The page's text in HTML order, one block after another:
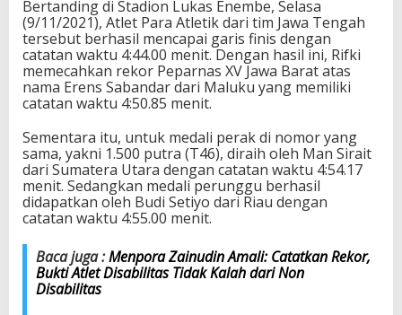
a
r
a
A
t
l
e
i
k
Bertanding di Stadion Lukas Enembe, Selasa
(9/11/2021), Atlet Para Atletik dari tim Jawa Tengah
tersebut berhasil mencapai garis finis dengan
catatan waktu 4:44.00 menit. Dengan hasil ini, Rifki
memecahkan rekor Peparnas XV Jawa Barat atas
nama Erens Sabandar dari Maluku yang memiliki
catatan waktu 4:50.85 menit.
Sementara itu, untuk medali perak di nomor yang
sama, yakni 1.500 putra (T46), diraih oleh Man Sirait
dari Sumatera Utara dengan catatan waktu 4:54.17
menit. Sedangkan medali perunggu berhasil
didapatkan oleh Budi Setiyo dari Riau dengan
catatan waktu 4:55.00 menit.
Baca juga :Menpora Zainudin Amali: Catatkan Rekor,
Bukti Atlet Disabilitas Tidak Kalah dari Non
Disabilitas